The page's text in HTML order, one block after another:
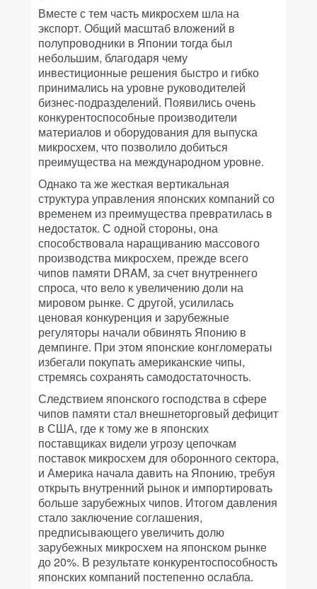
Вместе с тем часть микросхем шла на
экспорт. Общий масштаб вложений в
полупроводники в Японии тогда был
небольшим, благодаря чему
инвестиционные решения быстро и гибко
принимались на уровне руководителей
бизнес-подразделений. Появились очень
конкурентоспособные производители
материалов и оборудования для выпуска
микросхем, что позволило добиться
преимущества на международном уровне.
Однако та же жесткая вертикальная
структура управления японских компаний со
временем из преимущества превратилась в
недостаток. С одной стороны, она
способствовала наращиванию массового
производства микросхем, прежде всего
чипов памяти DRAM, за счет внутреннего
спроса, что вело к увеличению доли на
мировом рынке. С другой, усилилась
ценовая конкуренция и зарубежные
регуляторы начали обвинять Японию в
демпинге. При этом японские конгломераты
избегали покупать американские чипы,
стремясь сохранять самодостаточность.
Следствием японского господства в сфере
чипов памяти стал внешнеторговый дефицит
в США, где к тому же в японских
поставщиках видели угрозу цепочкам
поставок микросхем для оборонного сектора,
и Америка начала давить на Японию, требуя
открыть внутренний рынок и импортировать
больше зарубежных чипов. Итогом давления
стало заключение соглашения,
предписывающего увеличить долю
зарубежных микросхем на японском рынке
до 20%. В результате конкурентоспособность
японских компаний постепенно ослабла.